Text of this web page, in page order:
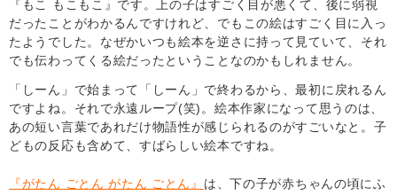
『もこ もこもこ』です。上の子はすごく目が悪くて、後に弱視
だったことがわかるんですけれど、でもこの絵はすごく目に入っ
たようでした。なぜかいつも絵本を逆さに持って見ていて、それ
でも伝わってくる絵だったということなのかもしれません。
「しーん」で始まって「しーん」で終わるから、最初に戻れるん
ですよね。それで永遠ループ(笑)。絵本作家になって思うのは、
あの短い言葉であれだけ物語性が感じられるのがすごいなと。子
どもの反応も含めて、すばらしい絵本ですね。
『がたん ごとん がたん ごとん』 は、下の子が赤ちゃんの頃にふ